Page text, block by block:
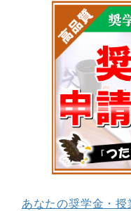
あなたの奨学金・授